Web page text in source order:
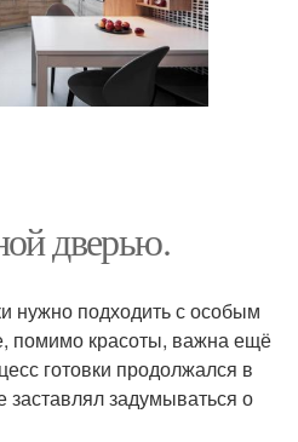
дверью.
нужно подходить с особым
помимо красоты, важна ещё
готовки продолжался в
задумываться о